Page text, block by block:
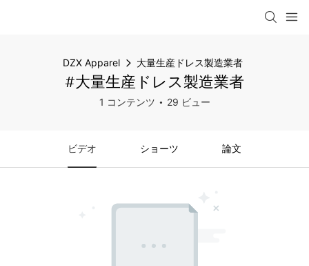
DZX Apparel 大量生産ドレス製造業者
#大量生産ドレス製造業者
1 コンテンツ 29 ビュー
ビデオ ショーツ 論文